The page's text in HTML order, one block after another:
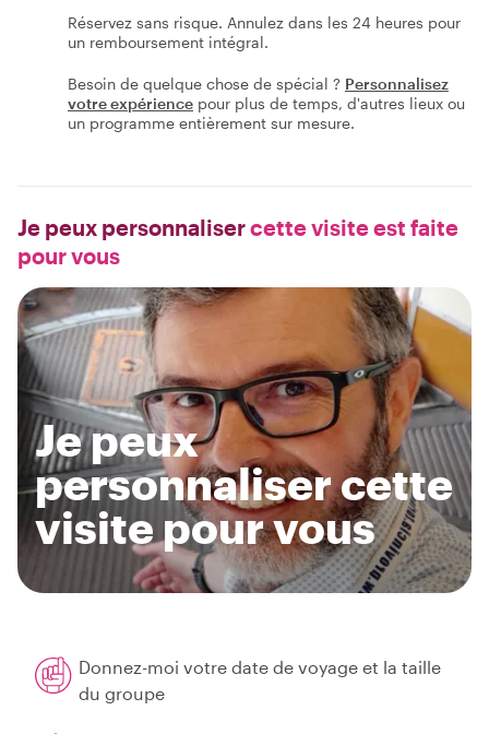
Réservez sans risque. Annulez dans les 24 heures pour
un remboursement intégral.
Besoin de quelque chose de spécial ? Personnalisez
votre expérience pour plus de temps, d'autres lieux ou
un programme entièrement sur mesure.
Je peux personnalisercette visite est faite
pour vous
Je peux
personnaliser cette
visite pour vous
Donnez-moi votre date de voyage et la taille
du groupe